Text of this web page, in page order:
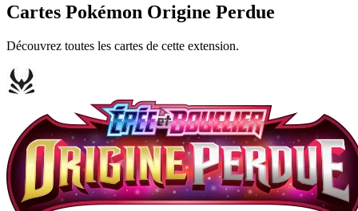
Cartes Pokémon Origine Perdue
Découvrez toutes les cartes de cette extension.